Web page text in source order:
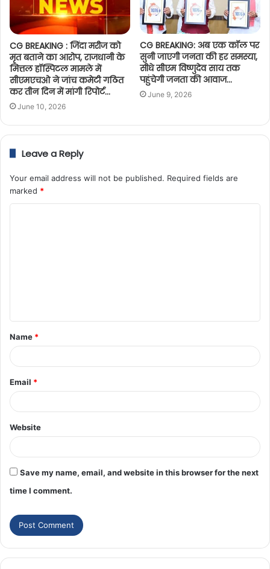
CG BREAKING : जिंदा मरीज को
मृत बताने का आरोप, राजधानी के
मित्तल हॉस्पिटल मामले में
सीएमएचओ ने जांच कमेटी गठित
कर तीन दिन में मांगी रिपोर्ट…
June 10, 2026
CG BREAKING: अब एक कॉल पर
सुनी जाएगी जनता की हर समस्या,
सीधे सीएम विष्णुदेव साय तक
पहुंचेगी जनता की आवाज…
June 9, 2026
Leave a Reply
Your email address will not be published. Required fields are
marked *
Name *
Email *
Website
Save my name, email, and website in this browser for the next
time I comment.